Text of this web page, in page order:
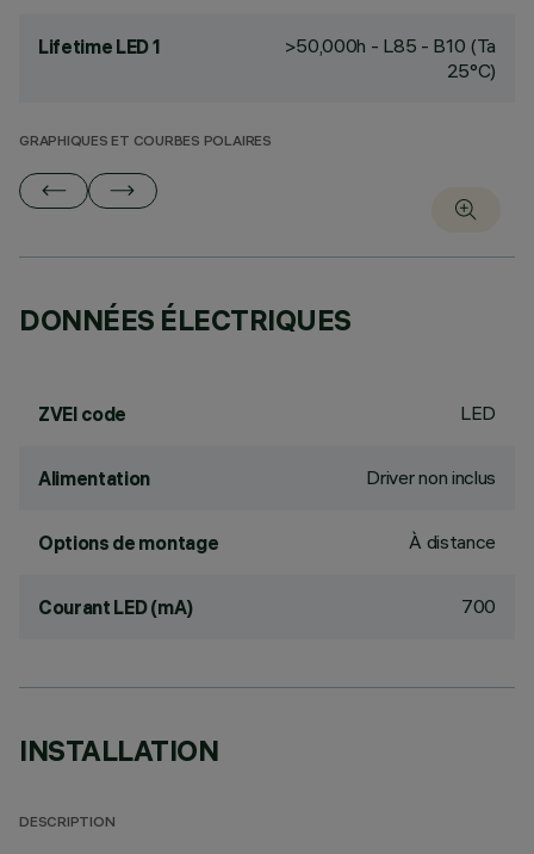
Lifetime LED 1
>50,000h - L85 - B10 (Ta
25°C)
GRAPHIQUES ET COURBES POLAIRES
DONNÉES ÉLECTRIQUES
ZVEI code LED
Alimentation Driver non inclus
Options de montage À distance
Courant LED (mA) 700
INSTALLATION
DESCRIPTION